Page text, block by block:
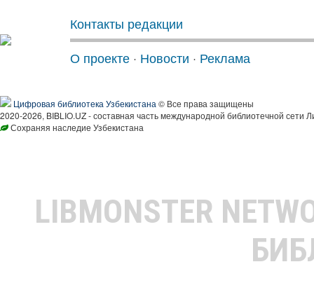
Контакты редакции
О проекте · Новости · Реклама
Цифровая библиотека Узбекистана © Все права защищены
2020-2026, BIBLIO.UZ - составная часть международной библиотечной сети
Сохраняя наследие Узбекистана
LIBMONSTER